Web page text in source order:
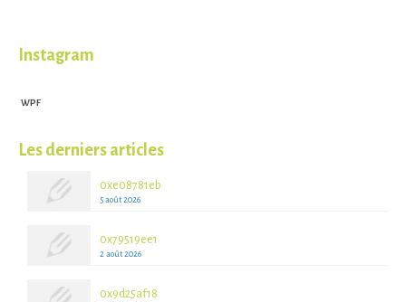
Instagram
WPF
Les derniers articles
0xe08781eb
5 août 2026
0x79519ee1
2 août 2026
0x9d25af18